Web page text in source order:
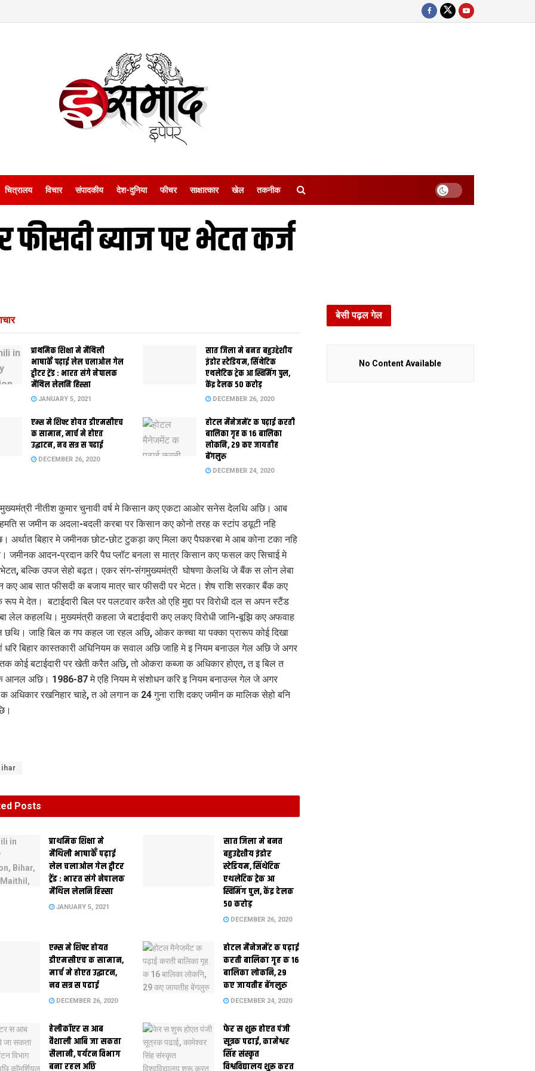
चित्रालय विचार संपादकीय देश-दुनिया फीचर साक्षात्‍कार खेल तकनीक
फीसदी ब्याज पर भेटत कर्ज
प्राथमिक शि‍क्षा मे मैथि‍ली
भाषाकेँ पढ़ाई लेल चलाओल गेल
ट्वीटर ट्रेंड : भारत संगे नेपालक
मैथिल लेलनि हिस्सा
JANUARY 5, 2021
सात जिला मे बनत बहुउद्देशीय
इंडोर स्‍टेडि‍यम, सिंथेटिक
एथलेटिक ट्रेक आ स्विमिंग पुल,
केंद्र देलक 50 करोड़
DECEMBER 26, 2020
एम्स मे शिफ्ट होयत डीएमसीएच
क सामान, मार्च मे होएत
उद्घाटन, नव सत्र स पढाई
DECEMBER 26, 2020
होटल मैनेजमेंट क पढ़ाई करती
बालिका गृह क 16 बालिका
लोकनि, 29 कए जायतीह
बेंगलुरु
DECEMBER 24, 2020
नीतीश कुमार चुनावी वर्ष मे किसान कए एकटा आओर सनेस देलथि अछि। आब
स जमीन क अदला-बदली करबा पर किसान कए कोनो तरह क स्टांप डय़ूटी नहि
अर्थात बिहार मे जमीनक छोट-छोट टुकड़ा कए मिला कए पैघकरबा मे आब कोना टका नहि
जमीनक आदन-प्रदान करि पैघ प्लॉट बनला स मात्र किसान कए फसल कए सिचाई मे
भेटत, बल्कि उपज सेहो बढ़त। एकर संग-संगमुख्यमंत्री घोषणा केलथि जे बैंक स लोन लेबा
कए आब सात फीसदी क बजाय मात्र चार फीसदी पर भेटत। शेष राशि सरकार बैंक कए
मे देत। बटाईदारी बिल पर पलटवार करैत ओ एहि मुद्दा पर विरोधी दल स अपन स्टैंड
लेल कहलथि। मुख्यमंत्री कहला जे बटाईदारी कए लकए विरोधी जानि-बूझि कए अफवाह
जाहि बिल क गप कहल जा रहल अछि, ओकर कच्चा या पक्का प्रारूप कोई दिखा
धरि बिहार कास्तकारी अधिनियम क सवाल अछि जाहि मे इ नियम बनाउल गेल अछि जे अगर
कोई बटाईदारी पर खेती करैत अछि, तो ओकरा कब्जा क अधिकार होएत, त इ बिल त
आनल अछि। 1986-87 मे एहि नियम मे संशोधन करि इ नियम बनाउन्ल गेल जे अगर
क अधिकार रखनिहार चाहे, त ओ लगान क 24 गुना राशि दकए जमीन क मालिक सेहो बनि
Posts
प्राथमिक शि‍क्षा मे
मैथि‍ली भाषाकेँ पढ़ाई
लेल चलाओल गेल ट्वीटर
ट्रेंड : भारत संगे नेपालक
मैथिल लेलनि हिस्सा
JANUARY 5, 2021
सात जिला मे बनत
बहुउद्देशीय इंडोर
स्‍टेडि‍यम, सिंथेटिक
एथलेटिक ट्रेक आ
स्विमिंग पुल, केंद्र देलक
50 करोड़
DECEMBER 26, 2020
एम्स मे शिफ्ट होयत
डीएमसीएच क सामान,
मार्च मे होएत उद्घाटन,
नव सत्र स पढाई
DECEMBER 26, 2020
होटल मैनेजमेंट क पढ़ाई
करती बालिका गृह क 16
बालिका लोकनि, 29
कए जायतीह बेंगलुरु
DECEMBER 24, 2020
हेलीकॉप्टर स आब
वैशाली आबि जा सकता
सैलानी, पर्यटन विभाग
बना रहल अछि
फेर स शुरू होएत पंजी
सूत्रक पढाई, कामेश्वर
सिंह संस्कृत
विश्वविद्यालय शुरू करत
बेसी पढ़ल गेल
No Content Available